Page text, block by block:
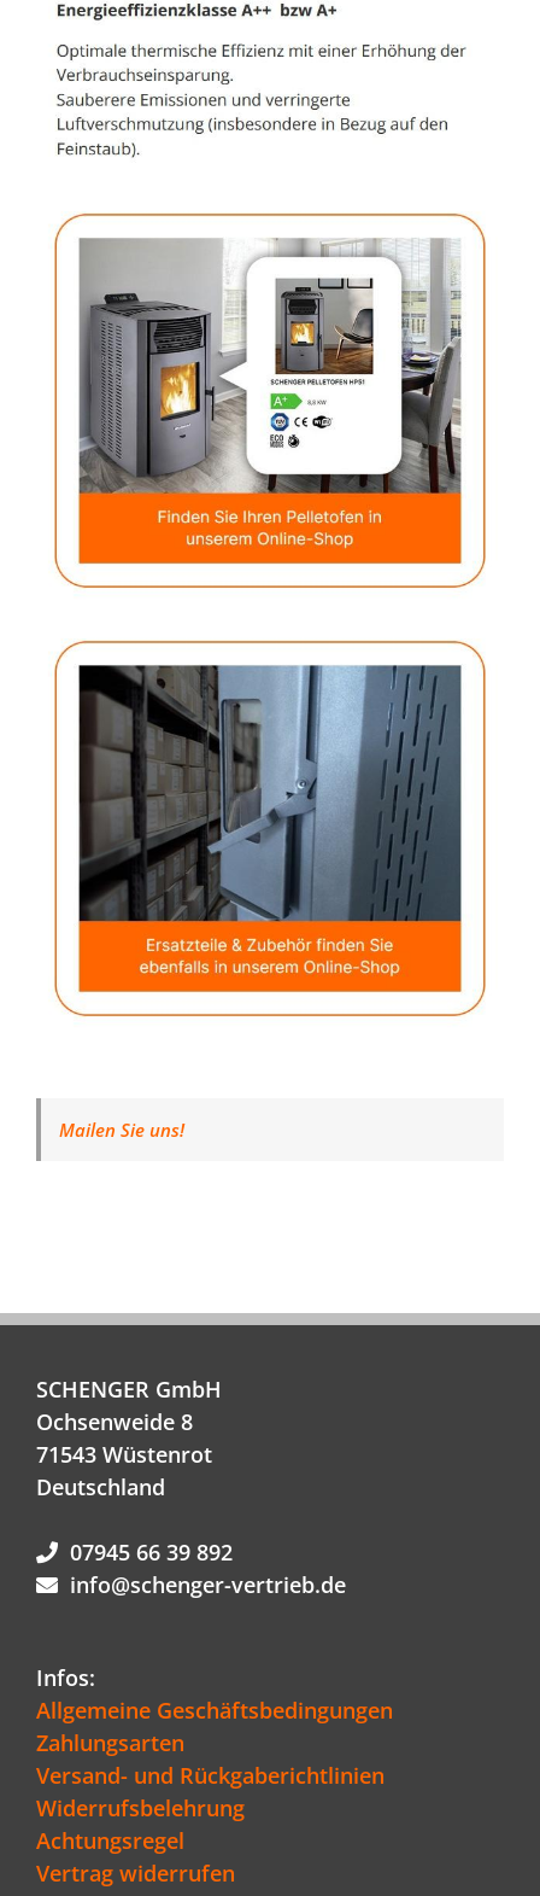
Mailen Sie uns!
SCHENGER GmbH
Ochsenweide 8
71543 Wüstenrot
Deutschland
07945 66 39 892
info@schenger-vertrieb.de
Infos:
Allgemeine Geschäftsbedingungen
Zahlungsarten
Versand- und Rückgaberichtlinien
Widerrufsbelehrung
Achtungsregel
Vertrag widerrufen